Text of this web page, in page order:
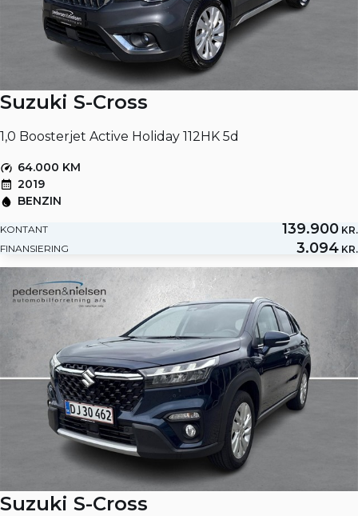
Suzuki S-Cross
1,0 Boosterjet Active Holiday 112HK 5d
64.000 KM
2019
BENZIN
KONTANT 139.900 KR.
FINANSIERING
3.094 KR.
Suzuki S-Cross